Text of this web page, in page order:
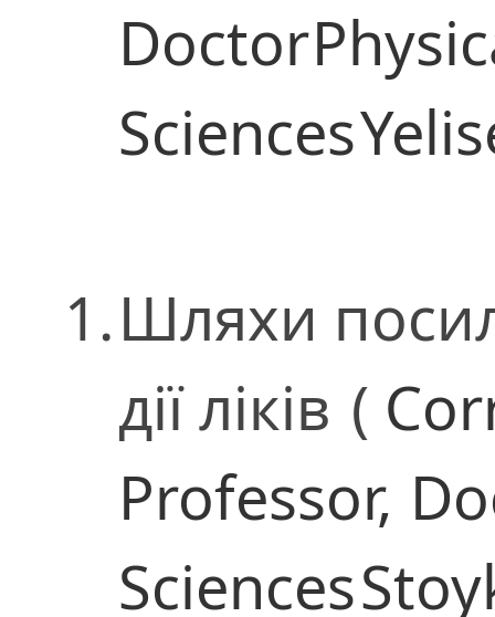
Doctor
Sciences
1.Шляхи
дії ліків (
Professor,
Sciences